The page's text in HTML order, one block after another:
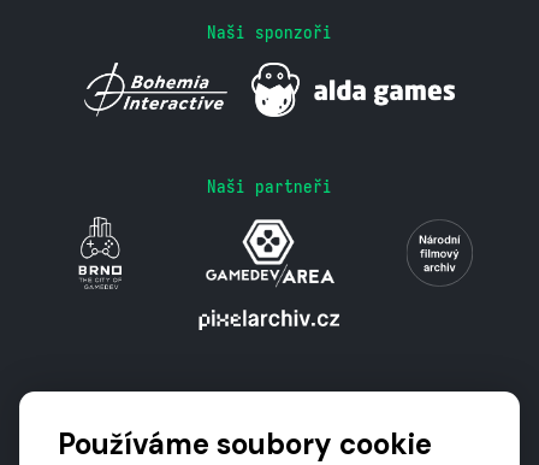
Naši sponzoři
Naši partneři
Používáme soubory cookie